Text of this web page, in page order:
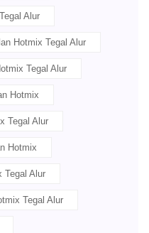
Alur
Hotmix Tegal Alur
Tegal Alur
Hotmix
Tegal Alur
Hotmix
Tegal Alur
Tegal Alur